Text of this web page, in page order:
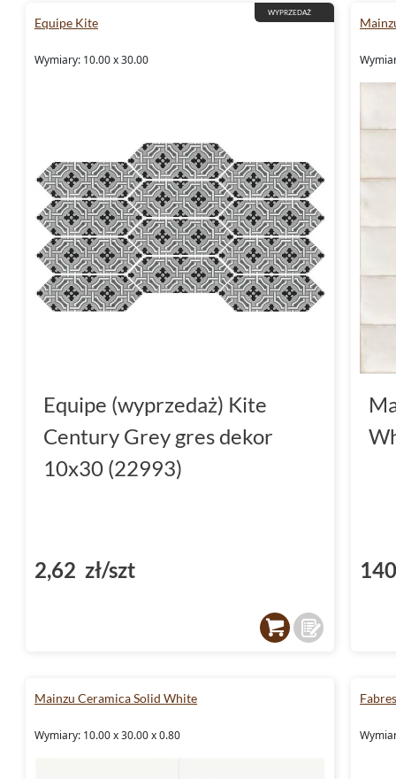
WYPRZEDAŻ
Equipe Kite
Wymiary: 10.00 x 30.00
Equipe (wyprzedaż) Kite
Century Grey gres dekor
10x30 (22993)
2,62 zł/szt
Mainzu Ceramica Solid White
Wymiary: 10.00 x 30.00 x 0.80